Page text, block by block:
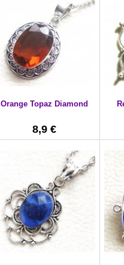
Orange Topaz Diamond
8,9 €